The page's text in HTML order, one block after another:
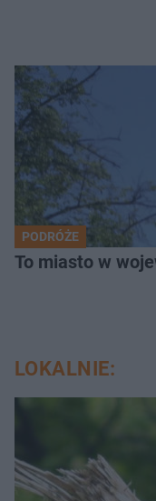
PODRÓŻE
To miasto w
LOKALNIE: